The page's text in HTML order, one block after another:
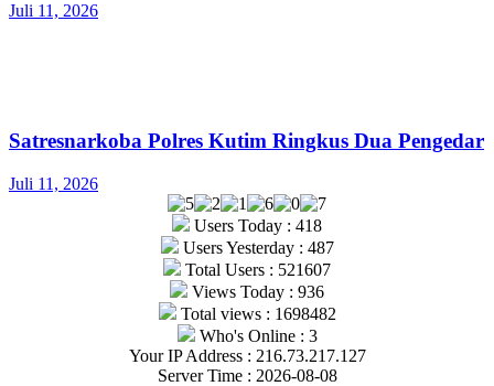
Juli 11, 2026
Satresnarkoba Polres Kutim Ringkus Dua Pengedar
Juli 11, 2026
Users Today : 418
Users Yesterday : 487
Total Users : 521607
Views Today : 936
Total views : 1698482
Who's Online : 3
Your IP Address : 216.73.217.127
Server Time : 2026-08-08